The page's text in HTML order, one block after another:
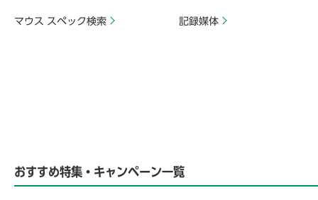
マウス スペック検索 記録媒体
おすすめ特集・キャンペーン一覧